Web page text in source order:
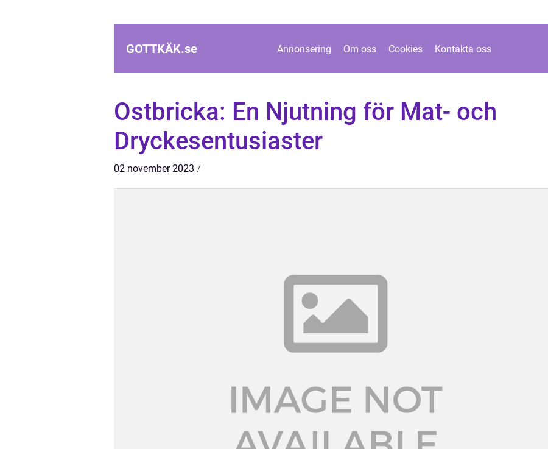
GOTTKÄK.se Annonsering Om oss Cookies Kontakta oss
Ostbricka: En Njutning för Mat- och
Dryckesentusiaster
02 november 2023